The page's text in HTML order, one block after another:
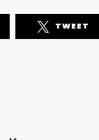
TWEET